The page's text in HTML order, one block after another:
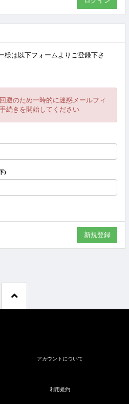
様は以下フォームよりご登録下さ
避のため一時的に迷惑メールフィ
続きを開始してください
)
アカウントについて
利用規約